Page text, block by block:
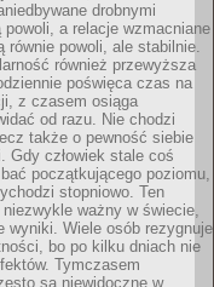
drobnymi
powoli, a relacje wzmacniane
równie powoli, ale stabilnie.
również przewyższa
poświęca czas na
z czasem osiąga
od razu. Nie chodzi
także o pewność siebie
Gdy człowiek stale coś
początkującego poziomu,
stopniowo. Ten
ważny w świecie,
wyniki. Wiele osób rezygnuje
bo po kilku dniach nie
Tymczasem
są niewidoczne w